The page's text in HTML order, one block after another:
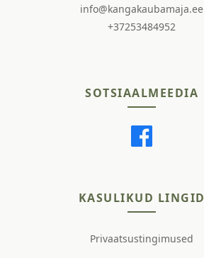
info@kangakaubamaja.ee
+37253484952
SOTSIAALMEEDIA
KASULIKUD LINGID
Privaatsustingimused